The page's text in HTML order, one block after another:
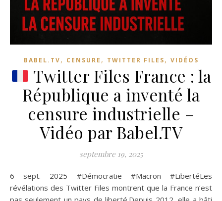
BABEL.TV, CENSURE , TWITTER FILES, VIDÉOS
Twitter Files France : la
République a inventé la
censure industrielle –
Vidéo par Babel.TV
septembre 19, 2025
6 sept. 2025 #Démocratie #Macron #LibertéLes
révélations des Twitter Files montrent que la France n’est